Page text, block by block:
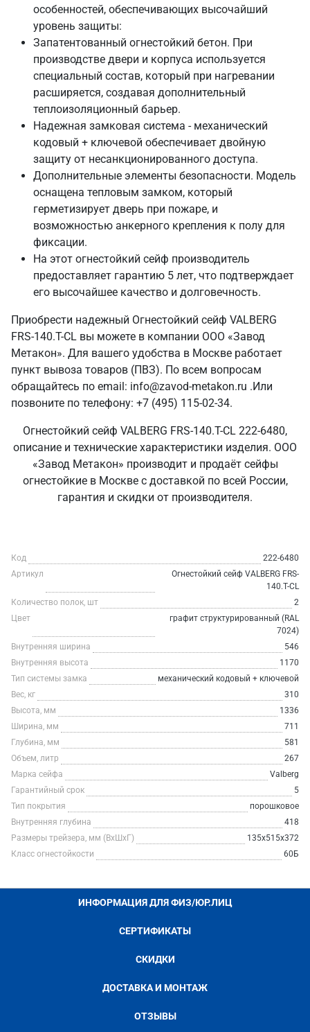
особенностей, обеспечивающих высочайший
уровень защиты:
Запатентованный огнестойкий бетон. При
производстве двери и корпуса используется
специальный состав, который при нагревании
расширяется, создавая дополнительный
теплоизоляционный барьер.
Надежная замковая система - механический
кодовый + ключевой обеспечивает двойную
защиту от несанкционированного доступа.
Дополнительные элементы безопасности. Модель
оснащена тепловым замком, который
герметизирует дверь при пожаре, и
возможностью анкерного крепления к полу для
фиксации.
На этот огнестойкий сейф производитель
предоставляет гарантию 5 лет, что подтверждает
его высочайшее качество и долговечность.
Приобрести надежный Огнестойкий сейф VALBERG
FRS-140.T-CL вы можете в компании ООО «Завод
Метакон». Для вашего удобства в Москве работает
пункт вывоза товаров (ПВЗ). По всем вопросам
обращайтесь по email: info@zavod-metakon.ru .Или
позвоните по телефону: +7 (495) 115-02-34.
Огнестойкий сейф VALBERG FRS-140.T-CL 222-6480,
описание и технические характеристики изделия. ООО
«Завод Метакон» производит и продаёт сейфы
огнестойкие в Москве с доставкой по всей России,
гарантия и скидки от производителя.
Код
222-6480
Артикул
Огнестойкий сейф VALBERG FRS-
140.T-CL
Количество полок, шт
2
Цвет
графит структурированный (RAL
7024)
Внутренняя ширина
546
Внутренняя высота
1170
Тип системы замка
механический кодовый + ключевой
Вес, кг
310
Высота, мм
1336
Ширина, мм
711
Глубина, мм
581
Объем, литр
267
Марка сейфа
Valberg
Гарантийный срок
5
Тип покрытия
порошковое
Внутренняя глубина
418
Размеры трейзера, мм (ВхШхГ)
135х515х372
Класс огнестойкости
60Б
ИНФОРМАЦИЯ ДЛЯ ФИЗ/ЮР.ЛИЦ
СЕРТИФИКАТЫ
СКИДКИ
ДОСТАВКА И МОНТАЖ
ОТЗЫВЫ